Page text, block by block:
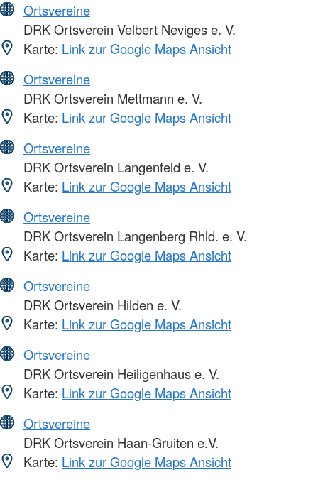
Ortsvereine
DRK Ortsverein Velbert Neviges e. V.
Karte: Link zur Google Maps Ansicht
Ortsvereine
DRK Ortsverein Mettmann e. V.
Karte: Link zur Google Maps Ansicht
Ortsvereine
DRK Ortsverein Langenfeld e. V.
Karte: Link zur Google Maps Ansicht
Ortsvereine
DRK Ortsverein Langenberg Rhld. e. V.
Karte: Link zur Google Maps Ansicht
Ortsvereine
DRK Ortsverein Hilden e. V.
Karte: Link zur Google Maps Ansicht
Ortsvereine
DRK Ortsverein Heiligenhaus e. V.
Karte: Link zur Google Maps Ansicht
Ortsvereine
DRK Ortsverein Haan-Gruiten e.V.
Karte: Link zur Google Maps Ansicht